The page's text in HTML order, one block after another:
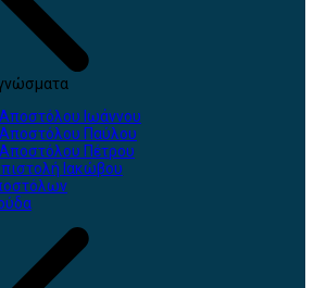
Ιωάννου
Αποστόλου Παύλου
Πέτρου
Ιακώβου